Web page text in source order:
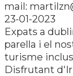
mail:
23-01-2023
Expats a
parella i el
turisme
Disfrutant